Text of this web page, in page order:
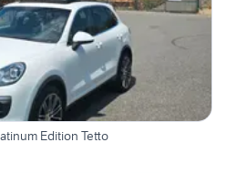
Edition Tetto